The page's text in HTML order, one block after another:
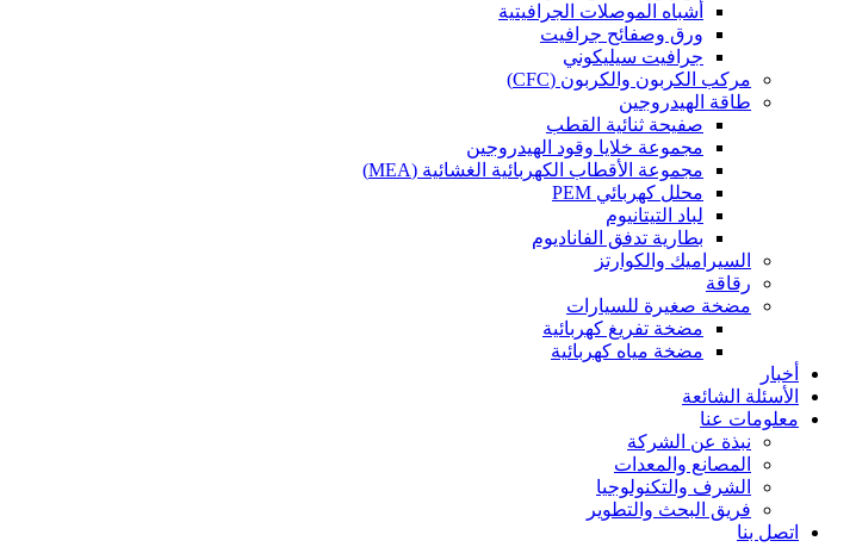
أشباه الموصلات الجرافيتية
ورق وصفائح جرافيت
جرافيت سيليكوني
مركب الكربون والكربون (CFC)
طاقة الهيدروجين
صفيحة ثنائية القطب
مجموعة خلايا وقود الهيدروجين
مجموعة الأقطاب الكهربائية الغشائية (MEA)
محلل كهربائي PEM
لباد التيتانيوم
بطارية تدفق الفاناديوم
السيراميك والكوارتز
رقاقة
مضخة صغيرة للسيارات
مضخة تفريغ كهربائية
مضخة مياه كهربائية
أخبار
الأسئلة الشائعة
معلومات عنا
نبذة عن الشركة
المصانع والمعدات
الشرف والتكنولوجيا
فريق البحث والتطوير
اتصل بنا